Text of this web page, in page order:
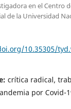
en el Centro
de la Universidad
10.35305/
crítica radical,
por Covid-